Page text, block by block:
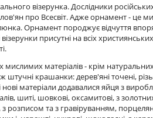
візерунка. Дослідники
про Всесвіт. Адже орнамент - це
Орнамент породжує відчуття
візерунки присутні на всіх
мислимих матеріалів - крім
крашанки: дерев'яні точені,
матеріали додавалися яйця з
шиті, шовкові, оксамитові, з
з розписом та з гравіруванням,